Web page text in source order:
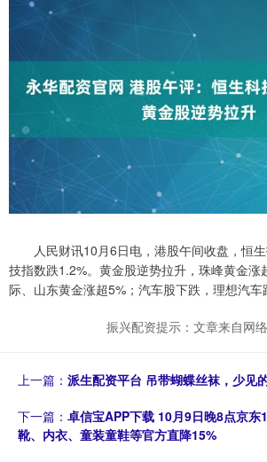
人民财讯10月6日电，港股午间收盘，恒生
技指数跌1.2%。黄金股逆势拉升，珠峰黄金涨
际、山东黄金涨超5%；汽车股下跌，理想汽车
振兴配资提示：文章来自网
上一篇： 派生配资平台 吊带蝴蝶丝袜，少见
下一篇： 卓信宝APP下载 10月9日晚8点京东
靴、内衣、童装童鞋等官方直降15%